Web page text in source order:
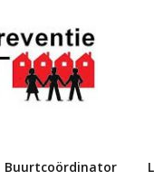
Buurtcoördinator